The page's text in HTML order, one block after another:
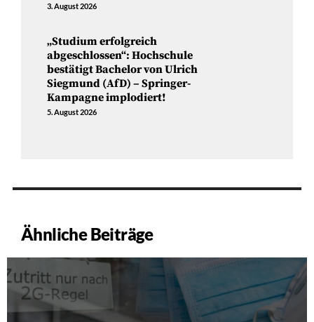
3. August 2026
„Studium erfolgreich
abgeschlossen“: Hochschule
bestätigt Bachelor von Ulrich
Siegmund (AfD) – Springer-
Kampagne implodiert!
5. August 2026
Ähnliche Beiträge